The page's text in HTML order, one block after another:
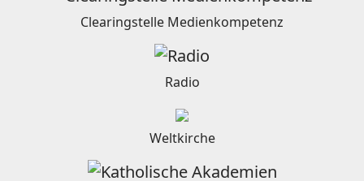
Clearingstelle Medienkompetenz
Radio
Weltkirche